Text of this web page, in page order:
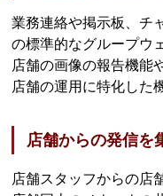
業務連絡や掲示板、チ
の標準的なグループウ
店舗の画像の報告機能
店舗の運用に特化した
店舗からの発信を
店舗スタッフからの店